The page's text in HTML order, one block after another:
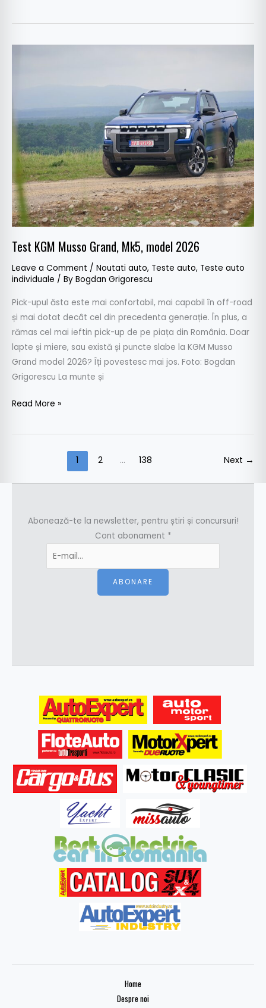
Test KGM Musso Grand, Mk5, model 2026
Leave a Comment / Noutati auto, Teste auto, Teste auto
individuale / By Bogdan Grigorescu
Pick-upul ăsta este mai confortabil, mai capabil în off-road
și mai dotat decât cel din precedenta generație. În plus, a
rămas cel mai ieftin pick-up de pe piața din România. Doar
lapte și miere, sau există și puncte slabe la KGM Musso
Grand model 2026? Îți povestesc mai jos. Foto: Bogdan
Grigorescu La munte și
Mk5,
model
2026
Read More »
1 2 … 138 Next →
Abonează-te la newsletter, pentru știri și concursuri!
Cont abonament *
ABONARE
Home
Despre noi